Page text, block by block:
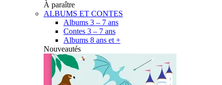
À paraître
ALBUMS ET CONTES
Albums 3 – 7 ans
Contes 3 – 7 ans
Albums 8 ans et +
Nouveautés